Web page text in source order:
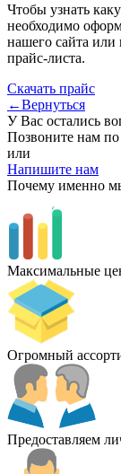
Чтобы узнать
необходимо
нашего сайта или
прайс-листа.
Скачать прайс
←Вернуться
У Вас остались
Позвоните нам
или
Напишите нам
Почему именно
Максимальные
Огромный
Предоставляем